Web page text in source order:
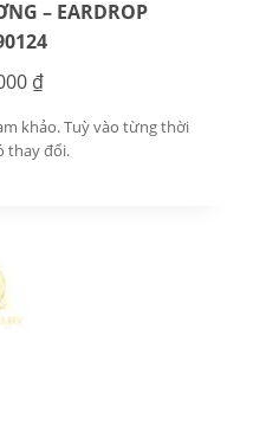
– EARDROP
₫
khảo. Tuỳ vào từng thời
thay đổi.